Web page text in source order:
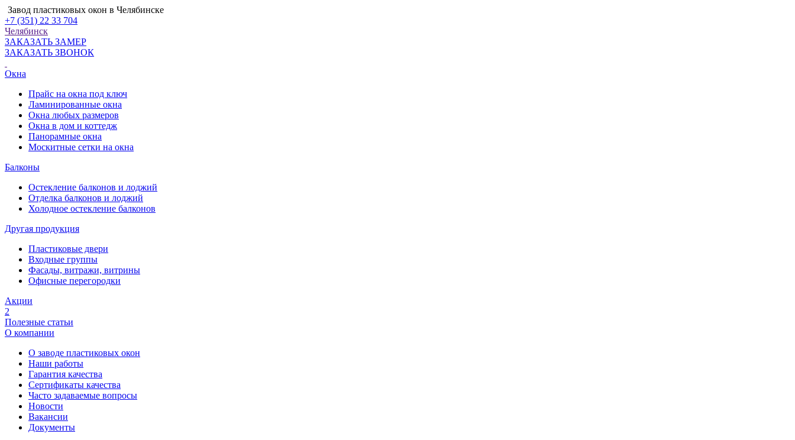
Завод пластиковых окон в Челябинске
+7 (351) 22 33 704
Челябинск
ЗАКАЗАТЬ ЗАМЕР
ЗАКАЗАТЬ ЗВОНОК
Окна
Прайс на окна под ключ
Ламинированные окна
Окна любых размеров
Окна в дом и коттедж
Панорамные окна
Москитные сетки на окна
Балконы
Остекление балконов и лоджий
Отделка балконов и лоджий
Холодное остекление балконов
Другая продукция
Пластиковые двери
Входные группы
Фасады, витражи, витрины
Офисные перегородки
Акции
2
Полезные статьи
О компании
О заводе пластиковых окон
Наши работы
Гарантия качества
Сертификаты качества
Часто задаваемые вопросы
Новости
Вакансии
Документы